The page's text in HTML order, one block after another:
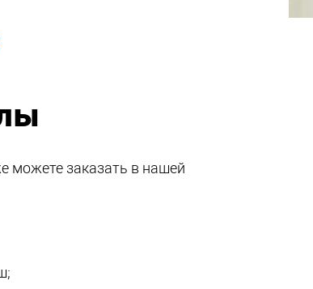
можете заказать в нашей